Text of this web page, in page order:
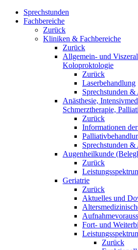
Sprechstunden
Fachbereiche
Zurück
Kliniken & Fachbereiche
Zurück
Allgemein- und
Koloproktologie
Zurück
Laserbehandlung
Sprechstunden
Anästhesie,
Schmerztherapie,
Zurück
Informationen
Sprechstunden
Augenheilkunde
Zurück
Geriatrie
Zurück
Aktuelles und
Fort- und
Zurück